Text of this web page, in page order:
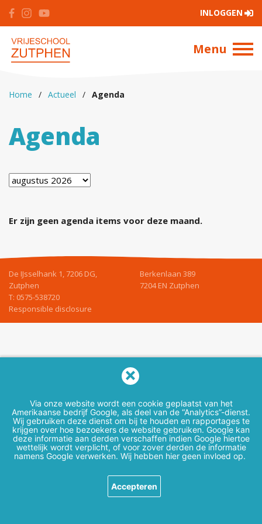
Via onze website wordt een cookie geplaatst van het
Amerikaanse bedrijf Google, als deel van de “Analytics”-dienst.
Wij gebruiken deze dienst om bij te houden en rapportages te
krijgen over hoe bezoekers de website gebruiken. Google kan
deze informatie aan derden verschaffen indien Google hiertoe
wettelijk wordt verplicht, of voor zover derden de informatie
namens Google verwerken. Wij hebben hier geen invloed op.
Accepteren
INLOGGEN
Menu
Home / Actueel / Agenda
Agenda
Er zijn geen agenda items voor deze maand.
De IJsselhank 1, 7206 DG,
Zutphen
T: 0575-538720
Berkenlaan 389
7204 EN Zutphen
Responsible disclosure